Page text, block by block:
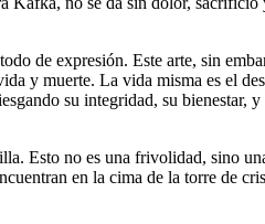
de expresión. Este arte, sin
y muerte. La vida misma es el
su integridad, su bienestar,
Esto no es una frivolidad, sino
en la cima de la torre de